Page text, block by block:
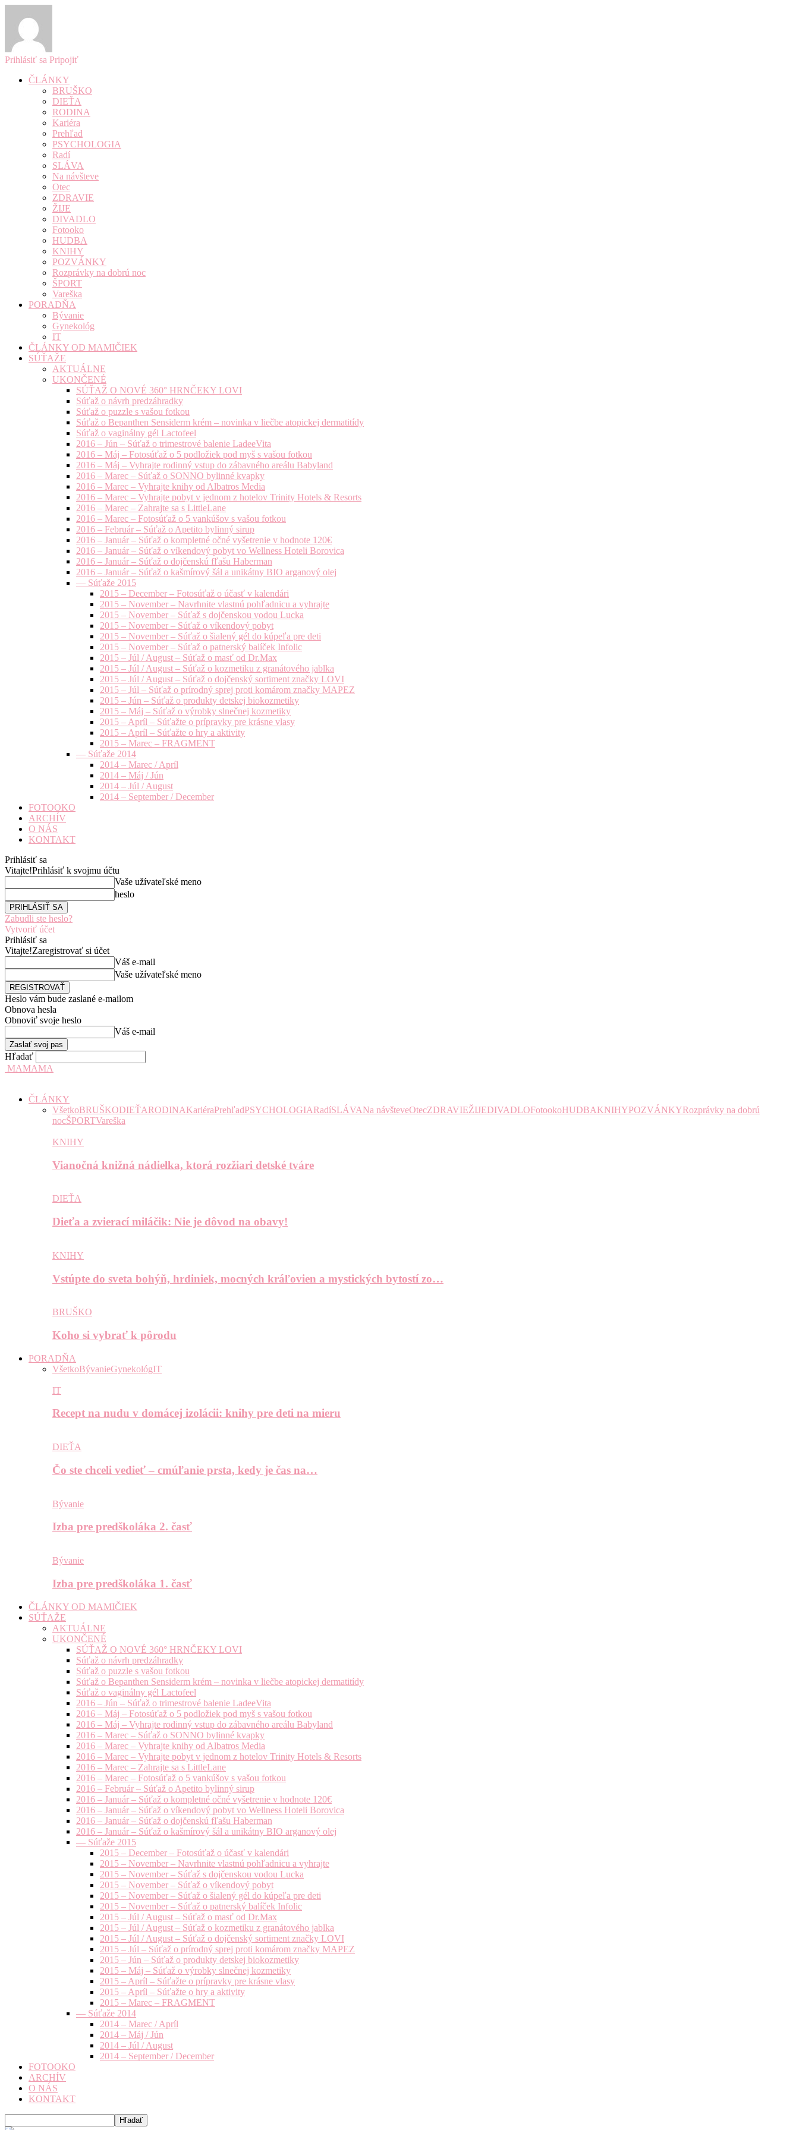
Prihlásiť sa Pripojiť
ČLÁNKY
BRUŠKO
DIEŤA
RODINA
Kariéra
Prehľad
PSYCHOLOGIA
Radí
SLÁVA
Na návšteve
Otec
ZDRAVIE
ŽIJE
DIVADLO
Fotooko
HUDBA
KNIHY
POZVÁNKY
Rozprávky na dobrú noc
ŠPORT
Vareška
PORADŇA
Bývanie
Gynekológ
IT
ČLÁNKY OD MAMIČIEK
SÚŤAŽE
AKTUÁLNE
UKONČENÉ
SÚŤAŽ O NOVÉ 360° HRNČEKY LOVI
Súťaž o návrh predzáhradky
Súťaž o puzzle s vašou fotkou
Súťaž o Bepanthen Sensiderm krém – novinka v liečbe atopickej dermatitídy
Súťaž o vaginálny gél Lactofeel
2016 – Jún – Súťaž o trimestrové balenie LadeeVita
2016 – Máj – Fotosúťaž o 5 podložiek pod myš s vašou fotkou
2016 – Máj – Vyhrajte rodinný vstup do zábavného areálu Babyland
2016 – Marec – Súťaž o SONNO bylinné kvapky
2016 – Marec – Vyhrajte knihy od Albatros Media
2016 – Marec – Vyhrajte pobyt v jednom z hotelov Trinity Hotels & Resorts
2016 – Marec – Zahrajte sa s LittleLane
2016 – Marec – Fotosúťaž o 5 vankúšov s vašou fotkou
2016 – Február – Súťaž o Apetito bylinný sirup
2016 – Január – Súťaž o kompletné očné vyšetrenie v hodnote 120€
2016 – Január – Súťaž o víkendový pobyt vo Wellness Hoteli Borovica
2016 – Január – Súťaž o dojčenskú fľašu Haberman
2016 – Január – Súťaž o kašmírový šál a unikátny BIO arganový olej
— Súťaže 2015
2015 – December – Fotosúťaž o účasť v kalendári
2015 – November – Navrhnite vlastnú pohľadnicu a vyhrajte
2015 – November – Súťaž s dojčenskou vodou Lucka
2015 – November – Súťaž o víkendový pobyt
2015 – November – Súťaž o šialený gél do kúpeľa pre deti
2015 – November – Súťaž o patnerský balíček Infolic
2015 – Júl / August – Súťaž o masť od Dr.Max
2015 – Júl / August – Súťaž o kozmetiku z granátového jablka
2015 – Júl / August – Súťaž o dojčenský sortiment značky LOVI
2015 – Júl – Súťaž o prírodný sprej proti komárom značky MAPEZ
2015 – Jún – Súťaž o produkty detskej biokozmetiky
2015 – Máj – Súťaž o výrobky slnečnej kozmetiky
2015 – Apríl – Súťažte o prípravky pre krásne vlasy
2015 – Apríl – Súťažte o hry a aktivity
2015 – Marec – FRAGMENT
— Súťaže 2014
2014 – Marec / Apríl
2014 – Máj / Jún
2014 – Júl / August
2014 – September / December
FOTOOKO
ARCHÍV
O NÁS
KONTAKT
Prihlásiť sa
Vitajte!Prihlásiť k svojmu účtu
Vaše užívateľské meno
heslo
Zabudli ste heslo?
Vytvoriť účet
Prihlásiť sa
Vitajte!Zaregistrovať si účet
Váš e-mail
Vaše užívateľské meno
Heslo vám bude zaslané e-mailom
Obnova hesla
Obnoviť svoje heslo
Váš e-mail
Hľadať
MAMAMA
ČLÁNKY
VšetkoBRUŠKODIEŤARODINAKariéraPrehľadPSYCHOLOGIARadíSLÁVANa návšteveOtecZDRAVIEŽIJEDIVADLOFotookoHUDBAKNIHYPOZVÁNKYRozprávky na dobrú
nocŠPORTVareška
KNIHY
Vianočná knižná nádielka, ktorá rozžiari detské tváre
DIEŤA
Dieťa a zvierací miláčik: Nie je dôvod na obavy!
KNIHY
Vstúpte do sveta bohýň, hrdiniek, mocných kráľovien a mystických bytostí zo…
BRUŠKO
Koho si vybrať k pôrodu
PORADŇA
VšetkoBývanieGynekológIT
IT
Recept na nudu v domácej izolácii: knihy pre deti na mieru
DIEŤA
Čo ste chceli vedieť – cmúľanie prsta, kedy je čas na…
Bývanie
Izba pre predškoláka 2. časť
Bývanie
Izba pre predškoláka 1. časť
ČLÁNKY OD MAMIČIEK
SÚŤAŽE
AKTUÁLNE
UKONČENÉ
SÚŤAŽ O NOVÉ 360° HRNČEKY LOVI
Súťaž o návrh predzáhradky
Súťaž o puzzle s vašou fotkou
Súťaž o Bepanthen Sensiderm krém – novinka v liečbe atopickej dermatitídy
Súťaž o vaginálny gél Lactofeel
2016 – Jún – Súťaž o trimestrové balenie LadeeVita
2016 – Máj – Fotosúťaž o 5 podložiek pod myš s vašou fotkou
2016 – Máj – Vyhrajte rodinný vstup do zábavného areálu Babyland
2016 – Marec – Súťaž o SONNO bylinné kvapky
2016 – Marec – Vyhrajte knihy od Albatros Media
2016 – Marec – Vyhrajte pobyt v jednom z hotelov Trinity Hotels & Resorts
2016 – Marec – Zahrajte sa s LittleLane
2016 – Marec – Fotosúťaž o 5 vankúšov s vašou fotkou
2016 – Február – Súťaž o Apetito bylinný sirup
2016 – Január – Súťaž o kompletné očné vyšetrenie v hodnote 120€
2016 – Január – Súťaž o víkendový pobyt vo Wellness Hoteli Borovica
2016 – Január – Súťaž o dojčenskú fľašu Haberman
2016 – Január – Súťaž o kašmírový šál a unikátny BIO arganový olej
— Súťaže 2015
2015 – December – Fotosúťaž o účasť v kalendári
2015 – November – Navrhnite vlastnú pohľadnicu a vyhrajte
2015 – November – Súťaž s dojčenskou vodou Lucka
2015 – November – Súťaž o víkendový pobyt
2015 – November – Súťaž o šialený gél do kúpeľa pre deti
2015 – November – Súťaž o patnerský balíček Infolic
2015 – Júl / August – Súťaž o masť od Dr.Max
2015 – Júl / August – Súťaž o kozmetiku z granátového jablka
2015 – Júl / August – Súťaž o dojčenský sortiment značky LOVI
2015 – Júl – Súťaž o prírodný sprej proti komárom značky MAPEZ
2015 – Jún – Súťaž o produkty detskej biokozmetiky
2015 – Máj – Súťaž o výrobky slnečnej kozmetiky
2015 – Apríl – Súťažte o prípravky pre krásne vlasy
2015 – Apríl – Súťažte o hry a aktivity
2015 – Marec – FRAGMENT
— Súťaže 2014
2014 – Marec / Apríl
2014 – Máj / Jún
2014 – Júl / August
2014 – September / December
FOTOOKO
ARCHÍV
O NÁS
KONTAKT